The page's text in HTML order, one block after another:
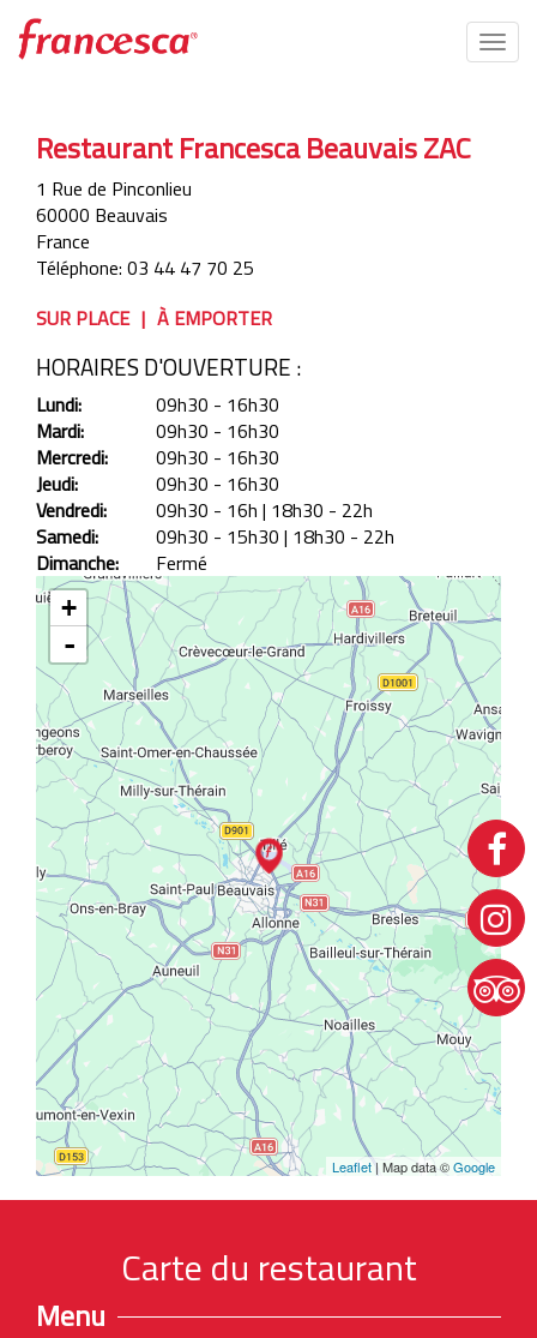
contenu
principal
Restaurant Francesca Beauvais ZAC
1 Rue de Pinconlieu
60000 Beauvais
France
Téléphone: 03 44 47 70 25
SUR PLACE
À EMPORTER
HORAIRES D'OUVERTURE :
Lundi:
09h30 - 16h30
Mardi:
09h30 - 16h30
Mercredi:
09h30 - 16h30
Jeudi:
09h30 - 16h30
Vendredi:
09h30 - 16h | 18h30 - 22h
Samedi:
09h30 - 15h30 | 18h30 - 22h
Dimanche:
Fermé
+
-
Leaflet| Map data ©Google
Carte du restaurant
Menu